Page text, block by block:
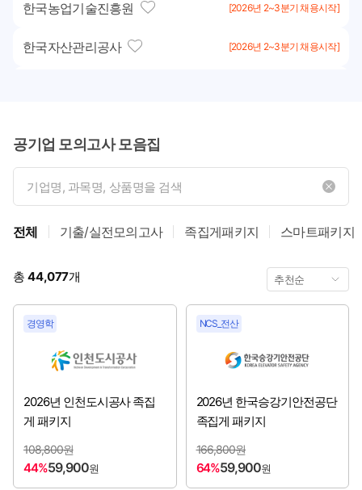
한국농업기술진흥원 [2026년 2~3분기 채용시작]
한국자산관리공사 [2026년 2~3분기 채용시작]
한국해양진흥공사
KOEM 해양환경공단
울산항만공사 [2026년 3~4분기 채용시작]
인천국제공항공사 [2026년 3~4분기 채용시작]
국민연금공단
농림식품기술기획평가원 [2026년 3분기 채용시작]
대한무역투자진흥공사 [2026년 3분기 채용시작]
스포츠윤리센터 [2026년 3분기 채용시작]
공기업 모의고사 모음집
전체 기출/실전모의고사 족집게패키지 스마트패키지
총44,077개
경영학
2026년 인천도시공사 족집
게 패키지
108,800원
44%59,900원
NCS_전산
2026년 한국승강기안전공단
족집게 패키지
166,800원
64%59,900원